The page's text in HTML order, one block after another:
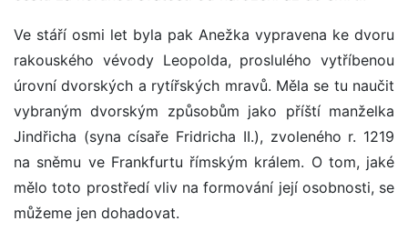
Ve stáří osmi let byla pak Anežka vypravena ke dvoru
rakouského vévody Leopolda, proslulého vytříbenou
úrovní dvorských a rytířských mravů. Měla se tu naučit
vybraným dvorským způsobům jako příští manželka
Jindřicha (syna císaře Fridricha II.), zvoleného r. 1219
na sněmu ve Frankfurtu římským králem. O tom, jaké
mělo toto prostředí vliv na formování její osobnosti, se
můžeme jen dohadovat.